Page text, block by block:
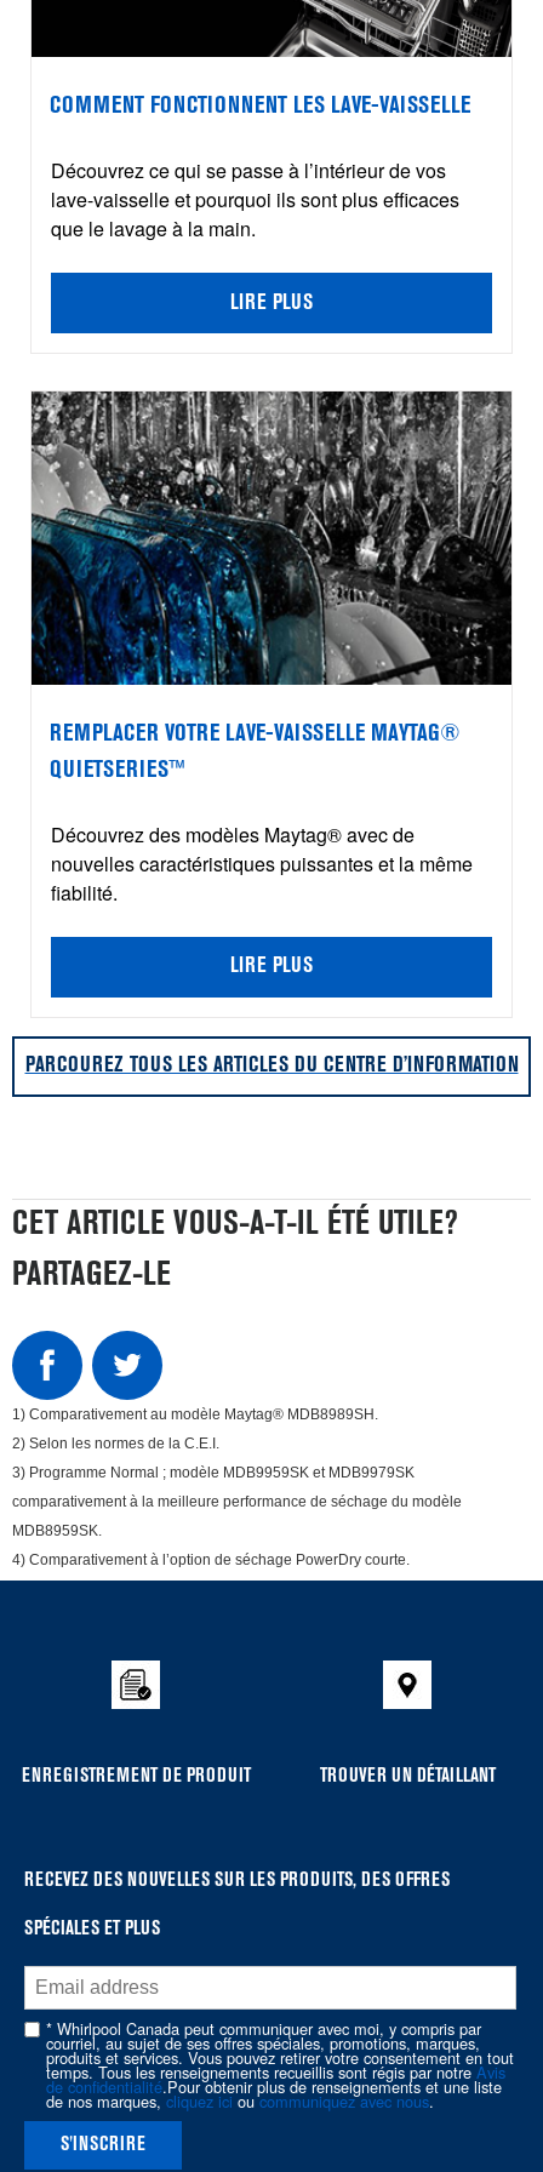
COMMENT FONCTIONNENT LES LAVE-VAISSELLE
Découvrez ce qui se passe à l’intérieur de vos
lave-vaisselle et pourquoi ils sont plus efficaces
que le lavage à la main.
LIRE PLUS
REMPLACER VOTRE LAVE-VAISSELLE MAYTAG®
QUIETSERIES™
Découvrez des modèles Maytag® avec de
nouvelles caractéristiques puissantes et la même
fiabilité.
LIRE PLUS
PARCOUREZ TOUS LES ARTICLES DU CENTRE D’INFORMATION
CET ARTICLE VOUS-A-T-IL ÉTÉ UTILE?
PARTAGEZ-LE
1) Comparativement au modèle Maytag® MDB8989SH.
2) Selon les normes de la C.E.I.
3) Programme Normal ; modèle MDB9959SK et MDB9979SK
comparativement à la meilleure performance de séchage du modèle
MDB8959SK.
4) Comparativement à l’option de séchage PowerDry courte.
you
end
page
ENREGISTREMENT DE PRODUIT TROUVER UN DÉTAILLANT
RECEVEZ DES NOUVELLES SUR LES PRODUITS, DES OFFRES
SPÉCIALES ET PLUS
* Whirlpool Canada peut communiquer avec moi, y compris par
courriel, au sujet de ses offres spéciales, promotions, marques,
produits et services. Vous pouvez retirer votre consentement en tout
temps. Tous les renseignements recueillis sont régis par notreAvis
de confidentialité.Pour obtenir plus de renseignements et une liste
de nos marques,cliquez icioucommuniquez avec nous.
S'INSCRIRE